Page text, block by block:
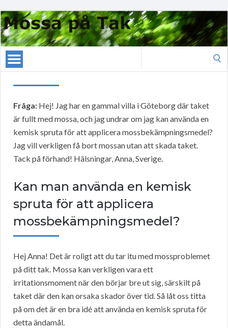
Fråga: Hej! Jag har en gammal villa i Göteborg där taket
är fullt med mossa, och jag undrar om jag kan använda en
kemisk spruta för att applicera mossbekämpningsmedel?
Jag vill verkligen få bort mossan utan att skada taket.
Tack på förhand! Hälsningar, Anna, Sverige.
Kan man använda en kemisk
spruta för att applicera
mossbekämpningsmedel?
Hej Anna! Det är roligt att du tar itu med mossproblemet
på ditt tak. Mossa kan verkligen vara ett
irritationsmoment när den börjar bre ut sig, särskilt på
taket där den kan orsaka skador över tid. Så låt oss titta
på om det är en bra idé att använda en kemisk spruta för
detta ändamål.